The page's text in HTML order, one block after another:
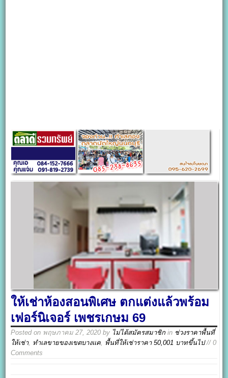
ให้เช่าห้องสอนพิเศษ ตกแต่งแล้วพร้อม
เฟอร์นิเจอร์ เพชรเกษม 69
Posted on พฤษภาคม 27, 2020 by ไม่ได้สมัครสมาชิก in ช่วงราคาพื้นที่
ให้เช่า, ทำเลขายของเขตบางแค, พื้นที่ให้เช่าราคา 50,001 บาทขึ้นไป// 0
Comments